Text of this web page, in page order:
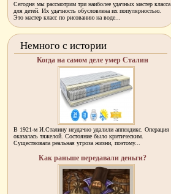
Сегодня мы рассмотрим три наиболее удачных мастер класса
для детей. Их удачность обусловлена их популярностью.
Это мастер класс по рисованию на воде...
Немного с истории
Когда на самом деле умер Сталин
В 1921-м И.Сталину неудачно удалили аппендикс. Операция
оказалась тяжелой. Состояние было критическим.
Существовала реальная угроза жизни, поэтому...
Как раньше передавали деньги?